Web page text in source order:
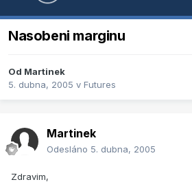
Nasobeni marginu
Od Martinek
5. dubna, 2005 v Futures
Martinek
Odesláno 5. dubna, 2005
Zdravim,